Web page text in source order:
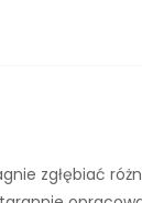
zgłębiać